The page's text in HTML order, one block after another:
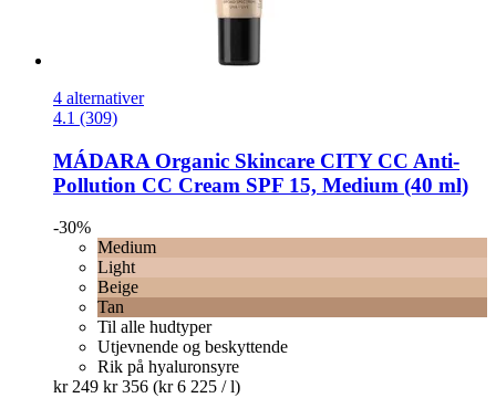
4 alternativer
4.1 (309)
MÁDARA Organic Skincare CITY CC Anti-​
Pollution CC Cream SPF 15, Medium (40 ml)
-30%
Medium
Light
Beige
Tan
Til alle hudtyper
Utjevnende og beskyttende
Rik på hyaluronsyre
kr 249 kr 356 (kr 6 225 / l)